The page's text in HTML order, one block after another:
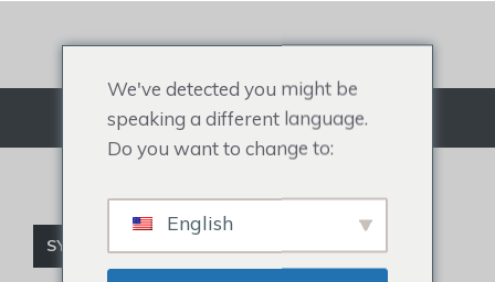
Menu
SYSTÈME CAPILLAIRE
We've detected you might be
speaking a different language.
Do you want to change to:
English